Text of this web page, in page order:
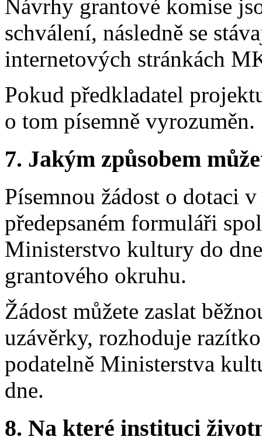
Návrhy grantové komise
schválení, následně se
internetových stránkách
Pokud předkladatel
o tom písemně vyrozuměn.
7. Jakým způsobem
Písemnou žádost o dotaci
předepsaném formuláři
Ministerstvo kultury do
grantového okruhu.
Žádost můžete zaslat
uzávěrky, rozhoduje
podatelně Ministerstva
dne.
8. Na které instituci